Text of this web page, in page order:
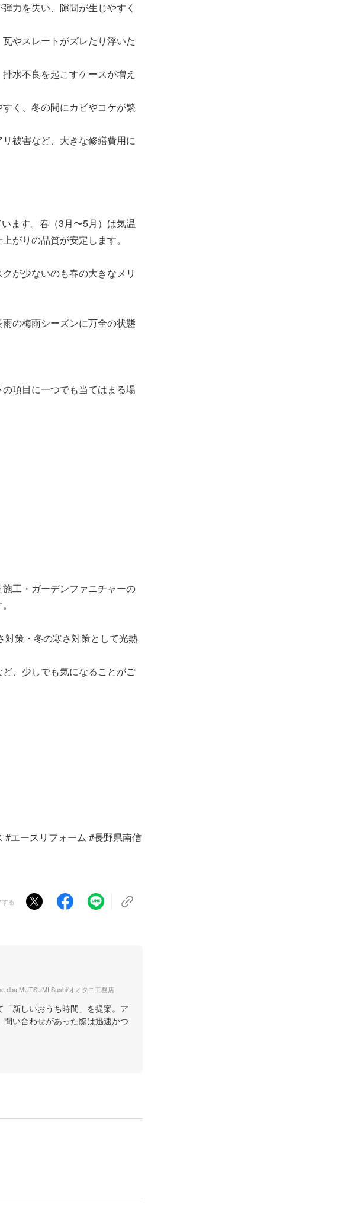
力を失い、隙間が生じやすく
やスレートがズレたり浮いた
水不良を起こすケースが増え
く、冬の間にカビやコケが繁
被害など、大きな修繕費用に
ます。春（3月〜5月）は気温
がりの品質が安定します。
が少ないのも春の大きなメリ
の梅雨シーズンに万全の状態
項目に一つでも当てはまる場
工・ガーデンファニチャーの
策・冬の寒さ対策として光熱
、少しでも気になることがご
エースリフォーム #長野県南信
する
MUTSUMI Sushi/オオタニ工務店
新しいおうち時間」を提案。ア
い合わせがあった際は迅速かつ